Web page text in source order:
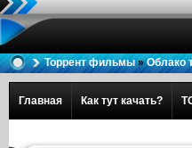
Торрент фильмы»Облако
Главная Как тут качать?